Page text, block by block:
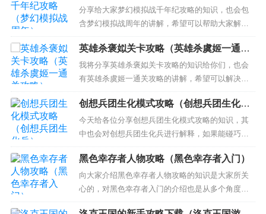
年）
分享给大家梦幻模拟战千年纪攻略的知识，也会包
含梦幻模拟战周年的讲解，希望可以帮助大家解决
现在的问题！ 本文目录一览： 1、梦幻模拟战千年
纪秘籍 2、梦幻模拟战千年纪 的攻略 3、梦幻模拟
战千年纪怎么玩 4、梦幻模拟战千年纪详细攻略高手
们帮帮忙啦~~~~~ 梦幻模拟战千年纪秘籍 我以前
的...
英雄杀褒姒关卡攻略（英雄杀虞姬一通关
攻略）
我将分享英雄杀褒姒关卡攻略的知识给你们，也会
有英雄杀虞姬一通关攻略的讲解，希望可以解决你
们现在的问题！ 本文目录一览： 1、英雄杀闯关模
式真褒姒这关怎么过 2、英雄杀真褒姒怎么过 3、英
雄杀褒姒1怎么过 英雄杀闯关模式真褒姒这关怎么过
有好多国家队 给你举例啊1、宋江 西施...
创想兵团生化模式攻略（创想兵团生化
兵）
今天给各位分享创想兵团生化模式攻略的知识，其
中也会对创想兵团生化兵进行解释，如果能碰巧解
决你现在面临的问题，别忘了关注本站，现在开始
吧！ 本文目录一览： 1、创想兵团生化专家怎么加
技能点 2、创想兵团生化模式怎么卡bug 3、创想兵
团生化模式如何跳上船上的桅杆 创想兵团生化专家
怎么加技能点...
黑色幸存者人物攻略（黑色幸存者入门）
向大家介绍黑色幸存者人物攻略的知识是大家所关
心的，对黑色幸存者入门的介绍也是从多个角度来
解答，希望可以让大家解决现在的问题！ 本文目录